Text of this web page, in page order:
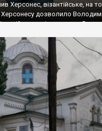
Херсонес, візантійське, на
Херсонесу дозволило
імператору
став Василем-
Хрещення Русі. На честь
названо місто […]